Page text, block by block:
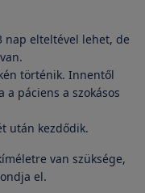
nap elteltével lehet, de
történik. Innentől
a páciens a szokásos
után kezdődik.
van szüksége,
el.